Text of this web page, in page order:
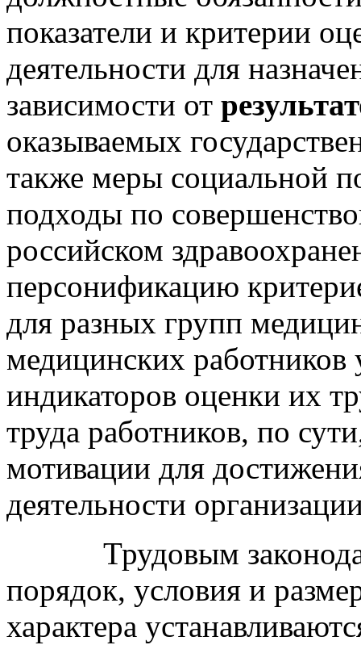
показатели и критерии
деятельности для
зависимости от
оказываемых
также меры социальной
подходы по
российском
персонификацию
для разных групп
медицинских
индикаторов оценки их
труда работников, по
мотивации для
деятельности
Трудовым
порядок, условия и
характера